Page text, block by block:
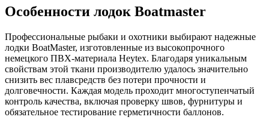
Особенности лодок Boatmaster
Профессиональные рыбаки и охотники выбирают надежные
лодки BoatMaster, изготовленные из высокопрочного
немецкого ПВХ-материала Heytex. Благодаря уникальным
свойствам этой ткани производителю удалось значительно
снизить вес плавсредств без потери прочности и
долговечности. Каждая модель проходит многоступенчатый
контроль качества, включая проверку швов, фурнитуры и
обязательное тестирование герметичности баллонов.